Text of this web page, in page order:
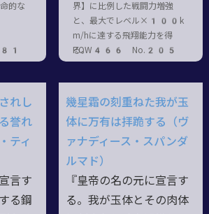
的な
界】に比例した戦闘力増強
と、最大でレベル×100k
m/hに達する飛翔能力を得
る。
POW466 No.205
れし
誉れ
ティ
言す
る鋼
幾星霜の刻重ねた我が玉
体に万有は拝跪する（ヴ
ァナディース・スパンダ
ルマド）
『皇帝の名の元に宣言す
る。我が玉体とその肉体